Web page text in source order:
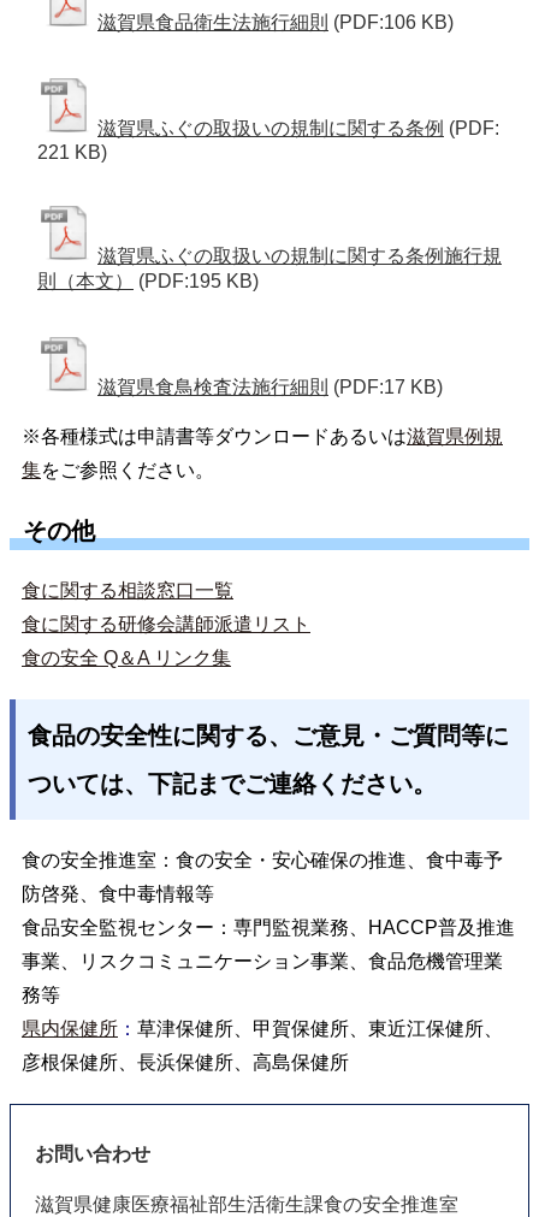
滋賀県食品衛生法施行細則 (PDF:106 KB)
滋賀県ふぐの取扱いの規制に関する条例 (PDF:
221 KB)
滋賀県ふぐの取扱いの規制に関する条例施行規
則（本文）
(PDF:195 KB)
滋賀県食鳥検査法施行細則 (PDF:17 KB)
※各種様式は申請書等ダウンロードあるいは滋賀県例規
集をご参照ください。
その他
食に関する相談窓口一覧
食に関する研修会講師派遣リスト
食の安全 Q＆A リンク集
食品の安全性に関する、ご意見・ご質問等に
ついては、下記までご連絡ください。
食の安全推進室：食の安全・安心確保の推進、食中毒予
防啓発、食中毒情報等
食品安全監視センター：専門監視業務、HACCP普及推進
事業、リスクコミュニケーション事業、食品危機管理業
務等
県内保健所 ： 草津保健所、甲賀保健所、東近江保健所、
彦根保健所、長浜保健所、高島保健所
お問い合わせ
滋賀県健康医療福祉部生活衛生課食の安全推進室